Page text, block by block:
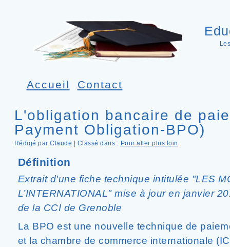
Accueil Contact
L'obligation bancaire de
Payment Obligation-BPO)
Rédigé par Claude | Classé dans : Pour aller plus loin
Définition
Extrait d'une fiche technique intitulée "LES
L’INTERNATIONAL" mise à jour en janvier
de la CCI de Grenoble
La BPO est une nouvelle technique de
et la chambre de commerce internationale